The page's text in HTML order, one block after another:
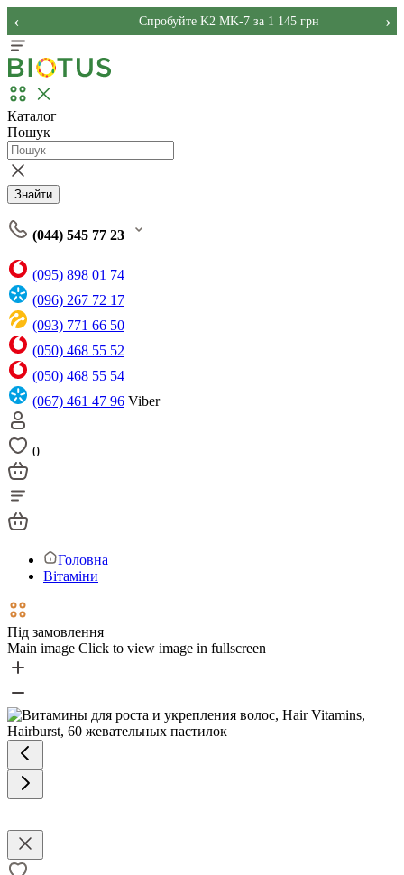
Спробуйте K2 MK-7 за 1 145 грн
‹ ›
Каталог
Пошук
Знайти
(044) 545 77 23
(095) 898 01 74
(096) 267 72 17
(093) 771 66 50
(050) 468 55 52
(050) 468 55 54
(067) 461 47 96 Viber
0
Головна
Вітаміни
Під замовлення
Main image Click to view image in fullscreen